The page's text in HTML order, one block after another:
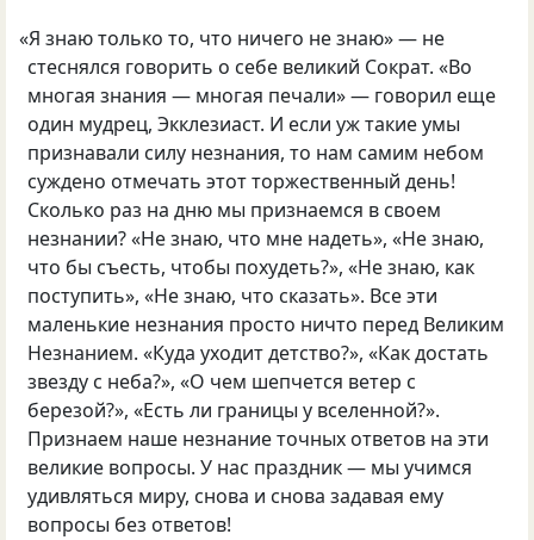
«Я знаю только то, что ничего не знаю» — не
стеснялся говорить о себе великий Сократ. «Во
многая знания — многая печали» — говорил еще
один мудрец, Экклезиаст. И если уж такие умы
признавали силу незнания, то нам самим небом
суждено отмечать этот торжественный день!
Сколько раз на дню мы признаемся в своем
незнании? «Не знаю, что мне надеть», «Не знаю,
что бы съесть, чтобы похудеть?», «Не знаю, как
поступить», «Не знаю, что сказать». Все эти
маленькие незнания просто ничто перед Великим
Незнанием. «Куда уходит детство?», «Как достать
звезду с неба?», «О чем шепчется ветер с
березой?», «Есть ли границы у вселенной?».
Признаем наше незнание точных ответов на эти
великие вопросы. У нас праздник — мы учимся
удивляться миру, снова и снова задавая ему
вопросы без ответов!